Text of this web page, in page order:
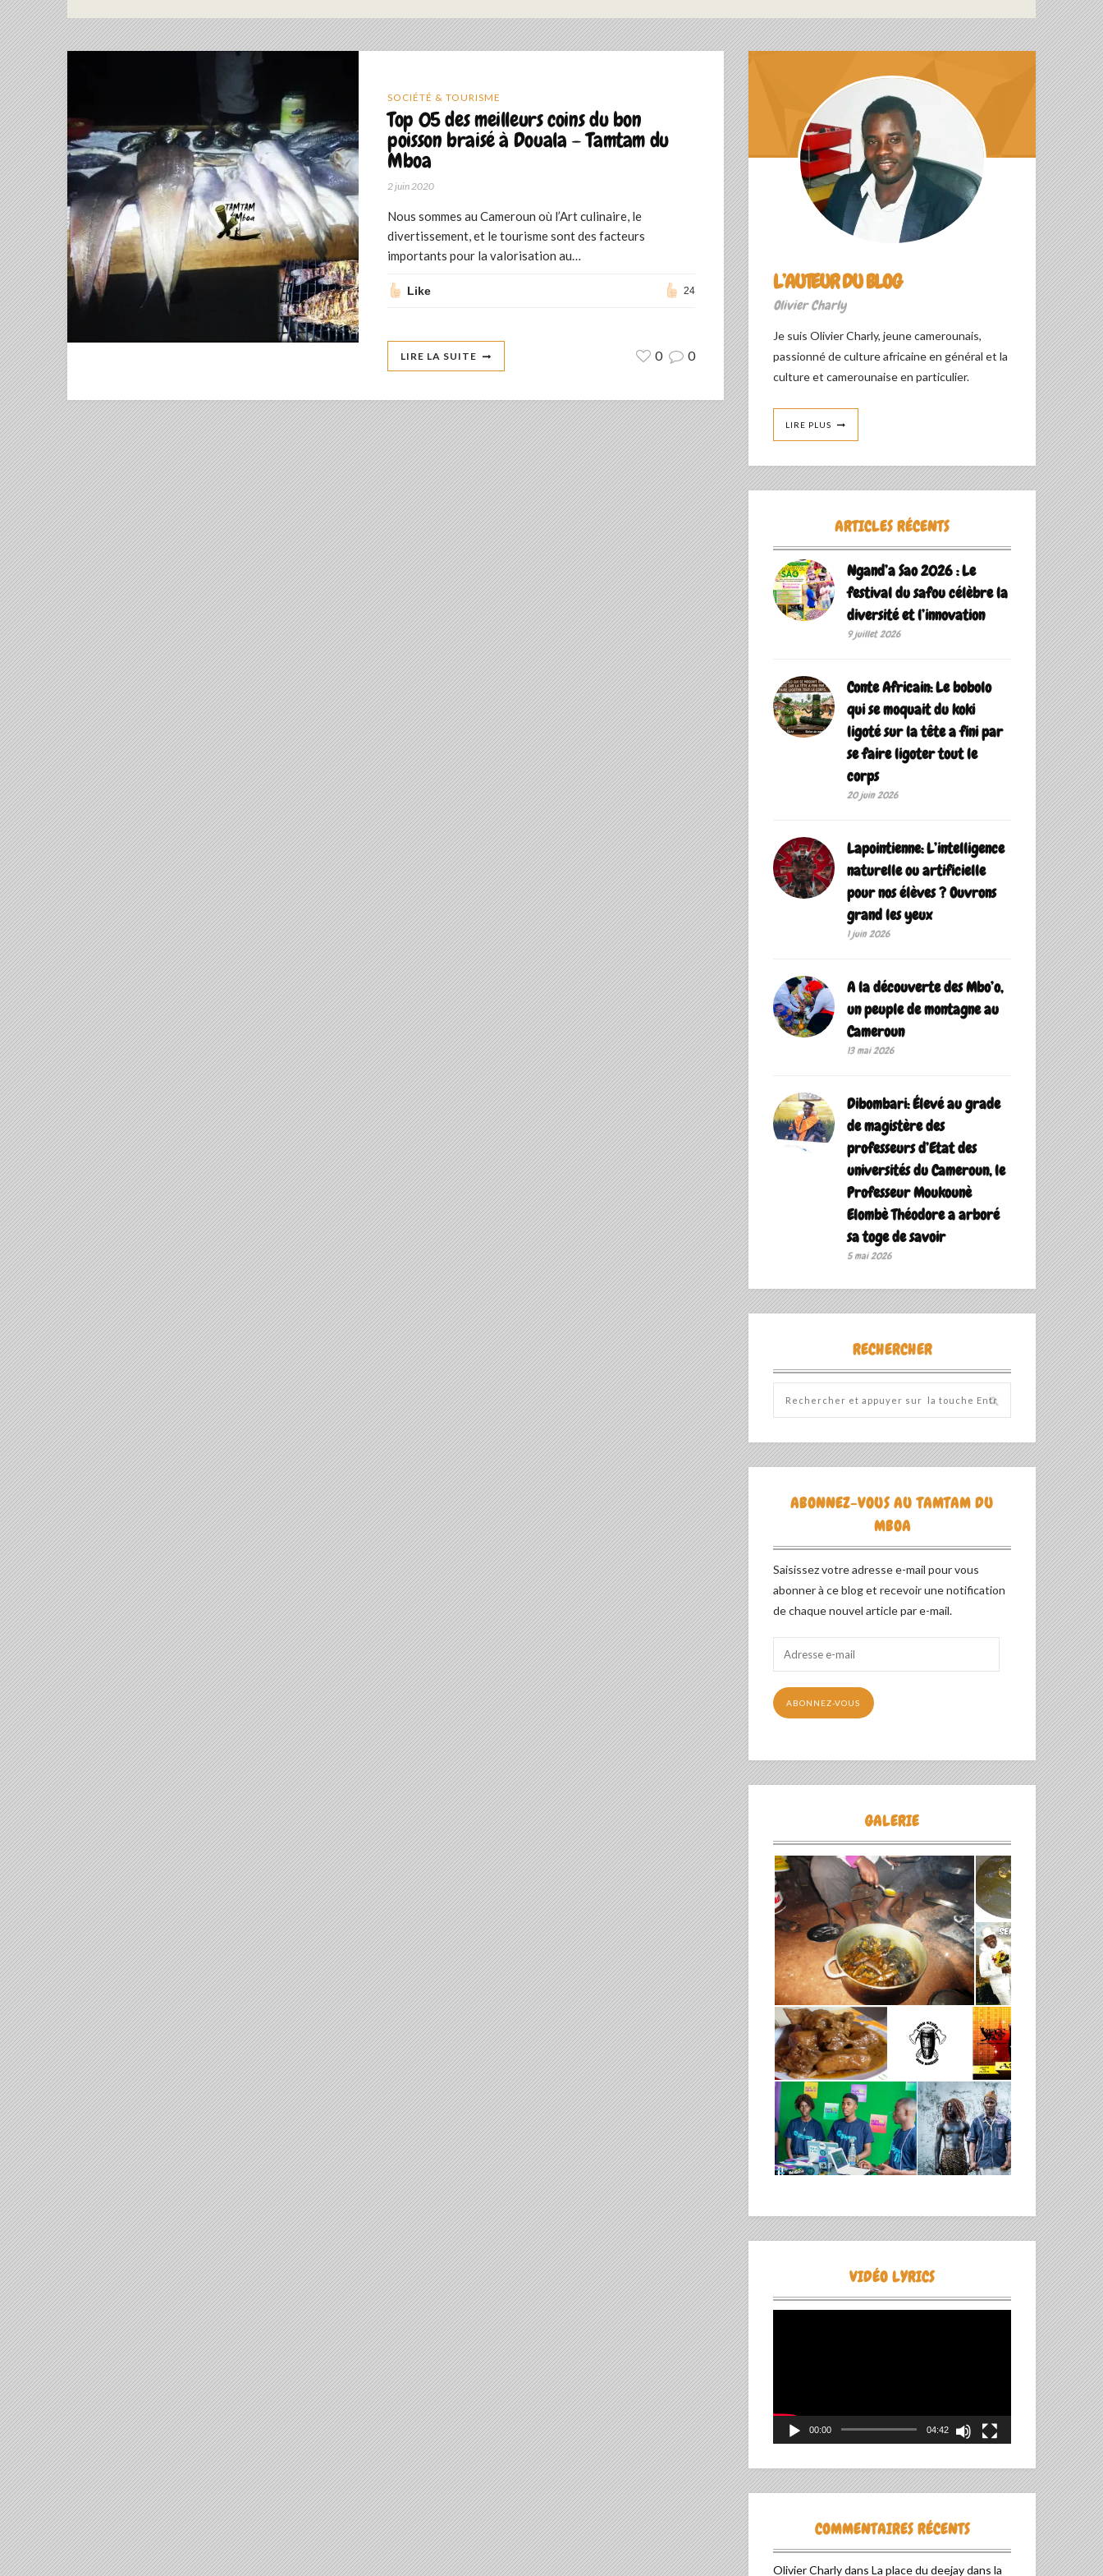
SOCIÉTÉ & TOURISME
Top 05 des meilleurs coins du bon
poisson braisé à Douala – Tamtam du
Mboa
2 juin 2020
Nous sommes au Cameroun où l’Art culinaire, le
divertissement, et le tourisme sont des facteurs
importants pour la valorisation au…
Like 24
LIRE LA SUITE 0 0
L’AUTEUR DU BLOG
Olivier Charly
Je suis Olivier Charly, jeune camerounais,
passionné de culture africaine en général et la
culture et camerounaise en particulier.
LIRE PLUS
ARTICLES RÉCENTS
Ngand’a Sao 2026 : Le
festival du safou célèbre la
diversité et l’innovation
9 juillet 2026
Conte Africain: Le bobolo
qui se moquait du koki
ligoté sur la tête a fini par
se faire ligoter tout le
corps
20 juin 2026
Lapointienne: L’intelligence
naturelle ou artificielle
pour nos élèves ? Ouvrons
grand les yeux
1 juin 2026
A la découverte des Mbo’o,
un peuple de montagne au
Cameroun
13 mai 2026
Dibombari: Élevé au grade
de magistère des
professeurs d’Etat des
universités du Cameroun, le
Professeur Moukounè
Elombè Théodore a arboré
sa toge de savoir ‎
5 mai 2026
RECHERCHER
ABONNEZ-VOUS AU TAMTAM DU
MBOA
Saisissez votre adresse e-mail pour vous
abonner à ce blog et recevoir une notification
de chaque nouvel article par e-mail.
mail
ABONNEZ-VOUS
GALERIE
VIDÉO LYRICS
00:00 04:42
COMMENTAIRES RÉCENTS
Olivier Charlydans La place du deejay dans la